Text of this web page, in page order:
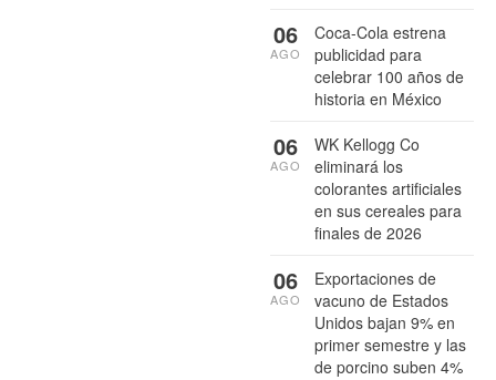
Coca-Cola estrena
publicidad para
celebrar 100 años de
historia en México
06
AGO
WK Kellogg Co
eliminará los
colorantes artificiales
en sus cereales para
finales de 2026
06
AGO
Exportaciones de
vacuno de Estados
Unidos bajan 9% en
primer semestre y las
de porcino suben 4%
06
AGO